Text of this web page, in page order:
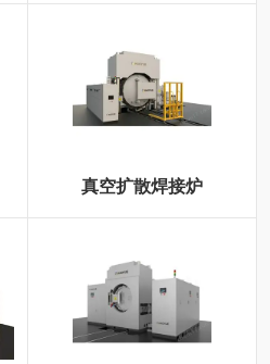
真空扩散焊接炉